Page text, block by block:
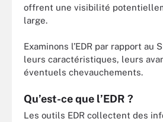
offrent une visibilité
large.
Examinons l’EDR par rapport au
leurs caractéristiques, leurs
éventuels chevauchements.
Qu’est-ce que l’EDR ?
Les outils EDR collectent des